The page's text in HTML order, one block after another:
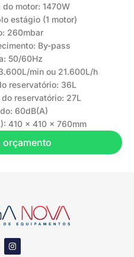
motor: 1470W
estágio (1 motor)
260mbar
By-pass
50/60Hz
min ou 21.600L/h
reservatório: 36L
reservatório: 27L
60dB(A)
410 x 410 x 760mm
orçamento